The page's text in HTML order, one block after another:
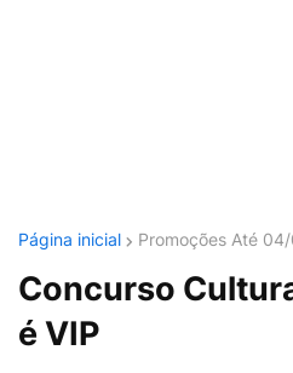
Página inicial Promoções Até
Concurso
é VIP